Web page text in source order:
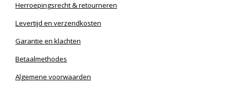
Herroepingsrecht& retourneren
Levertijd en verzendkosten
Garantie en klachten
Betaalmethodes
Algemene voorwaarden